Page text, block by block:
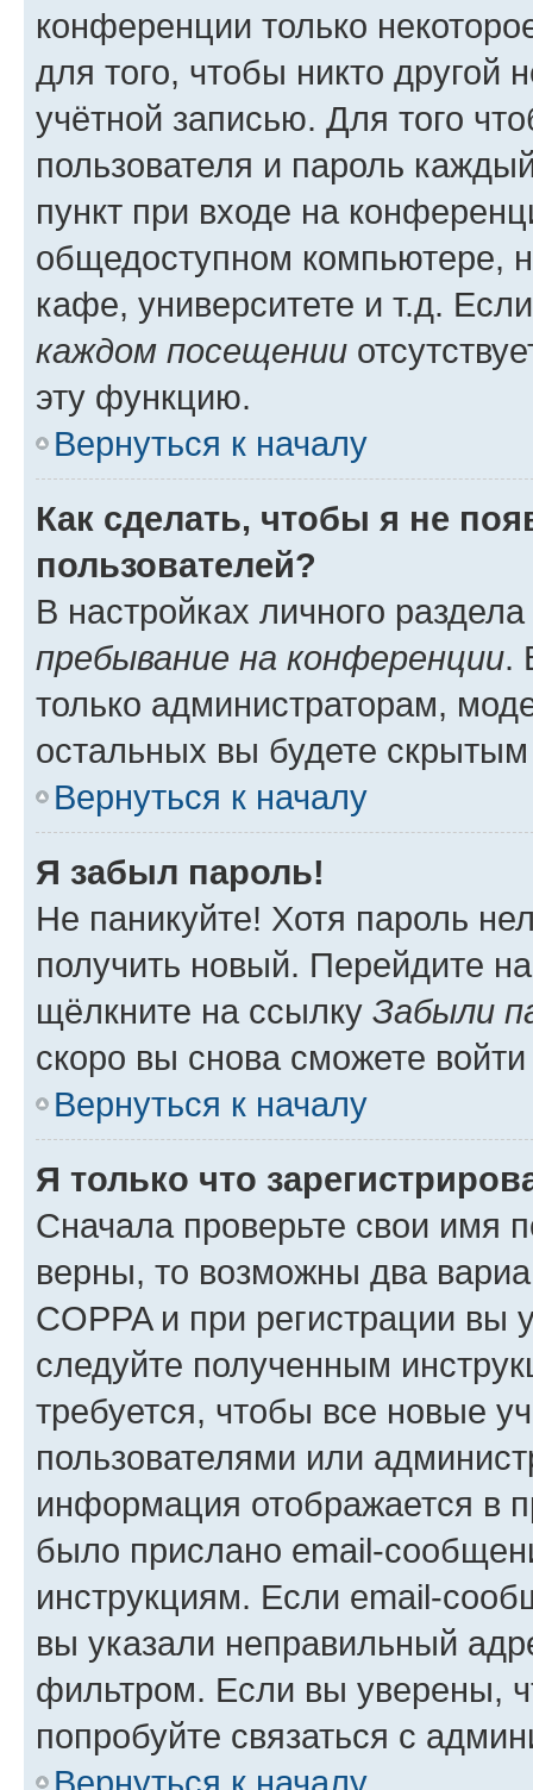
конференции только
для того, чтобы никто другой
учётной записью. Для того
пользователя и пароль
пункт при входе на
общедоступном компьютере,
кафе, университете и т.д.
каждом посещении
эту функцию.
Вернуться к началу
Как сделать, чтобы я не
пользователей?
В настройках личного
пребывание на конференции.
только администраторам,
остальных вы будете
Вернуться к началу
Я забыл пароль!
Не паникуйте! Хотя пароль
получить новый. Перейдите
щёлкните на ссылку Забыли
скоро вы снова сможете
Вернуться к началу
Я только что
Сначала проверьте свои имя
верны, то возможны два
COPPA и при регистрации вы
следуйте полученным
требуется, чтобы все новые
пользователями или
информация отображается в
было прислано email-
инструкциям. Если email-
вы указали неправильный
фильтром. Если вы уверены,
попробуйте связаться с
Вернуться к началу